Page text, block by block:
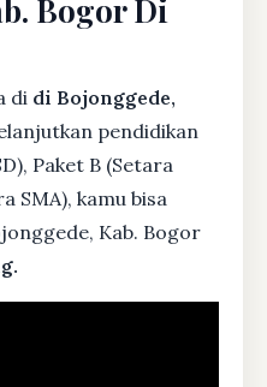
Bogor Di
di di Bojonggede,
pendidikan
Paket B (Setara
SMA), kamu bisa
Kab. Bogor